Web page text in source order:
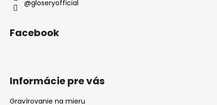
@gloseryofficial
Facebook
Informácie pre vás
Gravírovanie na mieru